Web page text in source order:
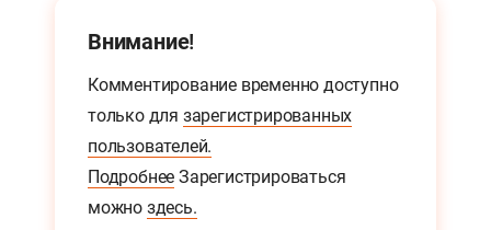
Внимание!
Комментирование временно доступно
только для зарегистрированных
пользователей.
Подробнее Зарегистрироваться
можно здесь.